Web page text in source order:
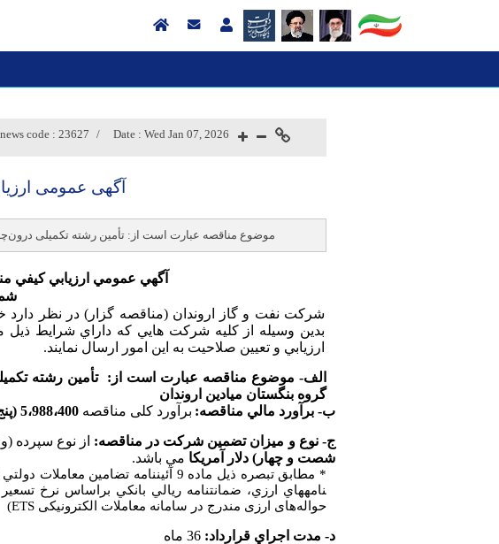
Date : Wed Jan 07, 2026
news code : 23627
موضوع مناقصه عبارت است از: تأمین رشته تکمیلی
آگهي عمومي ارزيابي کيفي
شركت نفت و گاز اروندان (مناقصه گزار ) در نظر دارد
بدين وسيله از كليه شركت هايي كه داراي شرايط ذيل
ارزيابي و تعيين صلاحيت به اين امور ارسال نمايند.
الف- موضوع مناقصه عبارت است از:
تأمین رشته
گروه بنگستان میادین اروندان
ب- برآورد مالي مناقصه: برآورد کلی مناقصه 5،988،400 (پنج میلیون و نُه‌صد و هشتاد و هشت هزار و چهار‌صد) دلار آمریکا
ج- نوع و ميزان تضمين شركت در مناقصه: از نوع سپرده
شصت و چهار) دلار آمریکا مي باشد.
نامه­هاي ارزي، ضمانت­نامه ريالي بانكي براساس نرخ
حواله‌های ارزی مندرج در سامانه معاملات الکترونیکی ETS
)
د- مدت اجراي قرارداد: 36ماه